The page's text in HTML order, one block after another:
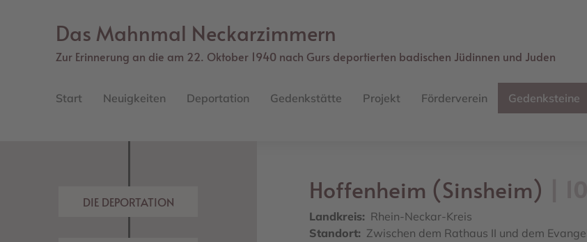
Das Mahnmal Neckarzimmern
Zur Erinnerung an die am 22. Oktober 1940 nach Gurs deportierten badischen Jüdinnen und Juden
navigation
Start Neuigkeiten Deportation Gedenkstätte Projekt Förderverein Gedenksteine
DIE DEPORTATION Hoffenheim (Sinsheim)
Landkreis
Rhein-Neckar-Kreis
Standort
Zwischen dem Rathaus II und dem